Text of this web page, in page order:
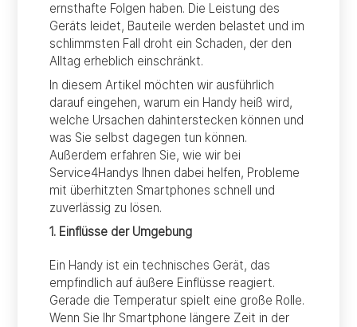
ernsthafte Folgen haben. Die Leistung des
Geräts leidet, Bauteile werden belastet und im
schlimmsten Fall droht ein Schaden, der den
Alltag erheblich einschränkt.
In diesem Artikel möchten wir ausführlich
darauf eingehen, warum ein Handy heiß wird,
welche Ursachen dahinterstecken können und
was Sie selbst dagegen tun können.
Außerdem erfahren Sie, wie wir bei
Service4Handys Ihnen dabei helfen, Probleme
mit überhitzten Smartphones schnell und
zuverlässig zu lösen.
1. Einflüsse der Umgebung
Ein Handy ist ein technisches Gerät, das
empfindlich auf äußere Einflüsse reagiert.
Gerade die Temperatur spielt eine große Rolle.
Wenn Sie Ihr Smartphone längere Zeit in der